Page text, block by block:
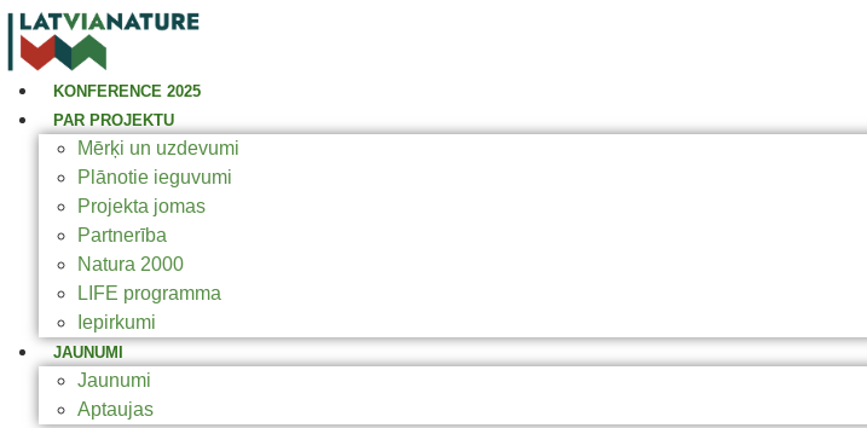
KONFERENCE 2025
PAR PROJEKTU
Mērķi un uzdevumi
Plānotie ieguvumi
Projekta jomas
Partnerība
Natura 2000
LIFE programma
Iepirkumi
JAUNUMI
Jaunumi
Aptaujas